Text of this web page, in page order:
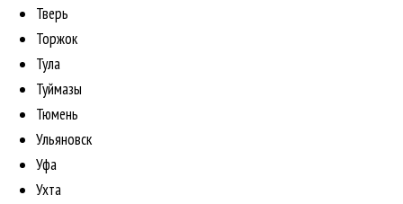
Тверь
Торжок
Тула
Туймазы
Тюмень
Ульяновск
Уфа
Ухта